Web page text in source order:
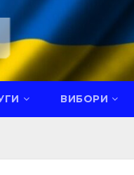
ВИБОРИ